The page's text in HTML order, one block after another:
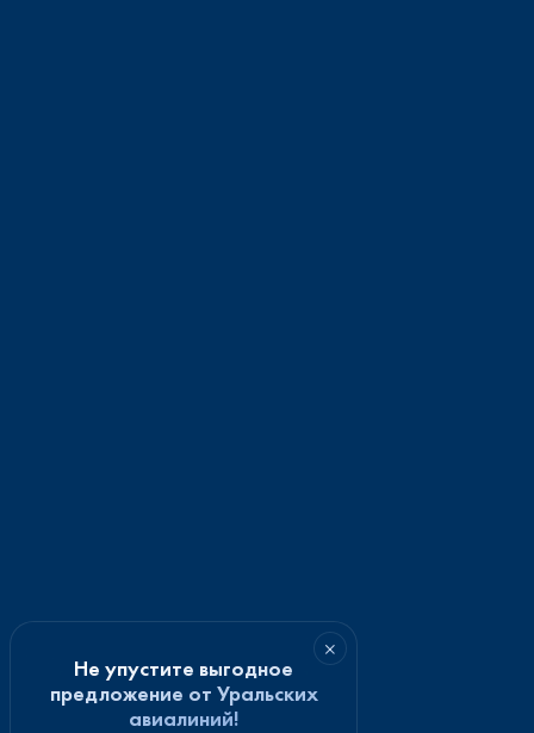
×
Не упустите выгодное
предложение от Уральских
авиалиний!